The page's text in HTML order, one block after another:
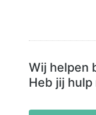
Wij helpen
Heb jij hulp